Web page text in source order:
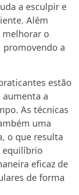
a esculpir e
Além
melhorar o
promovendo a
estão
a
As técnicas
uma
o que resulta
equilíbrio
eficaz de
de forma